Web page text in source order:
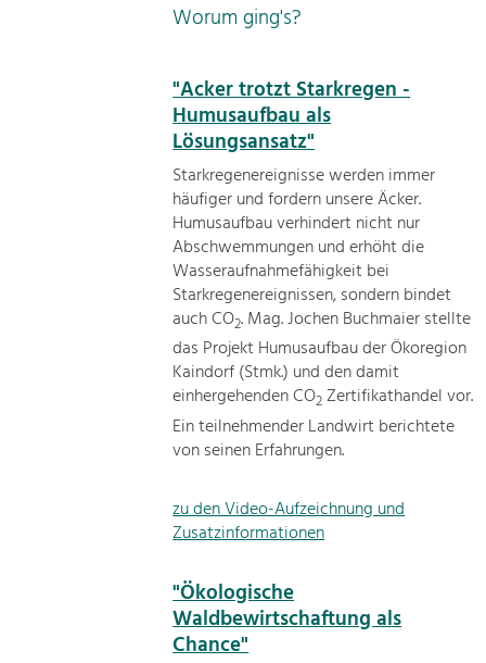
Gleichberechtigung, Jugend und
Mobilität & Energie
Klimawandel, öffentlicher Verkehr und
erneuerbare Energie
Steigerung regionaler Wertschöpfung
Worum ging's?
"Acker trotzt Starkregen -
Humusaufbau als
Lösungsansatz"
Starkregenereignisse werden immer
häufiger und fordern unsere Äcker.
Humusaufbau verhindert nicht nur
Abschwemmungen und erhöht die
Wasseraufnahmefähigkeit bei
Starkregenereignissen, sondern bindet
auch CO2. Mag. Jochen Buchmaier stellte
das Projekt Humusaufbau der Ökoregion
Kaindorf (Stmk.) und den damit
einhergehenden CO2Zertifikathandel vor.
Ein teilnehmender Landwirt berichtete
von seinen Erfahrungen.
zu den Video-Aufzeichnung und
Zusatzinformationen
"Ökologische
Waldbewirtschaftung als
Chance"